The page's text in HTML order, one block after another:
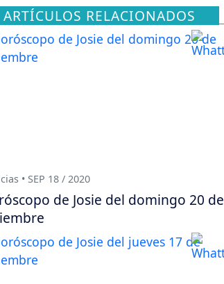
ARTÍCULOS RELACIONADOS
• SEP 18 / 2020
de Josie del domingo 20 de